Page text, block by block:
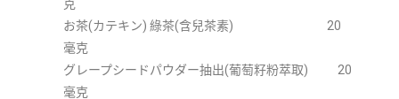
克
お茶(カテキン) 綠茶(含兒茶素) 20
毫克
グレープシードパウダー抽出(葡萄籽粉萃取) 20
毫克